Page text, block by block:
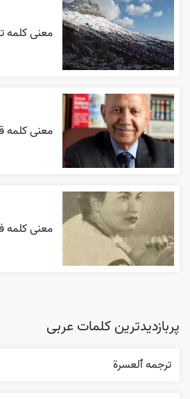
معنی کلمه
معنی کلمه
معنی کلمه
پربازدیدترین کلمات عربی
ترجمه ٱلعسرة